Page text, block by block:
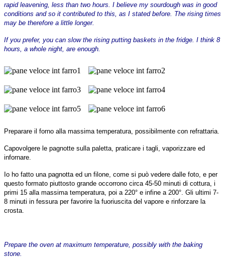
rapid leavening, less than two hours. I believe my sourdough was in good
conditions and so it contributed to this, as I stated before. The rising times
may be therefore a little longer.
If you prefer, you can slow the rising putting baskets in the fridge. I think 8
hours, a whole night, are enough.
Preparare il forno alla massima temperatura, possibilmente con refrattaria.
Capovolgere le pagnotte sulla paletta, praticare i tagli, vaporizzare ed
infornare.
Io ho fatto una pagnotta ed un filone, come si può vedere dalle foto, e per
questo formato piuttosto grande occorrono circa 45-50 minuti di cottura, i
primi 15 alla massima temperatura, poi a 220° e infine a 200°. Gli ultimi 7-
8 minuti in fessura per favorire la fuoriuscita del vapore e rinforzare la
crosta.
Prepare the oven at maximum temperature, possibly with the baking
stone.